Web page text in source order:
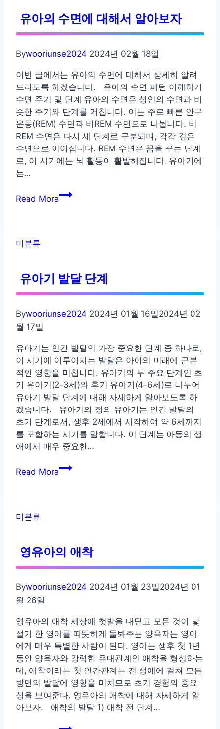
달
유아의 수면에 대해서 알아보자
Bywooriunse2024 2024년 02월 18일
이번 글에서는 유아의 수면에 대해서 상세히 알려
드리도록 하겠습니다. 유아의 수면 패턴 이해하기
수면 주기 및 단계 유아의 수면은 성인의 수면과 비
슷한 주기와 단계를 거칩니다. 이는 주로 빠른 안구
운동(REM) 수면과 비REM 수면으로 나뉩니다. 비
REM 수면은 다시 세 단계로 구분되며, 각각 깊은
수면으로 이어집니다. REM 수면은 꿈을 꾸는 단계
로, 이 시기에는 뇌 활동이 활발해집니다. 유아기에
는…
Read More
유
해
서
아
미분류
유아기 발달 단계
Bywooriunse2024 2024년 01월 16일2024년 02
월 17일
유아기는 인간 발달의 가장 중요한 단계 중 하나로,
이 시기에 이루어지는 발달은 아이의 미래에 근본
적인 영향을 미칩니다. 유아기의 두 주요 단계인 초
기 유아기(2-3세)와 후기 유아기(4-6세)로 나누어
유아기 발달 단계에 대해 자세하게 알아보도록 하
겠습니다. 유아기의 정의 유아기는 인간 발달의
초기 단계로서, 생후 2세에서 시작하여 약 6세까지
를 포함하는 시기를 말합니다. 이 단계는 아동의 생
애에서 매우 중요한…
Read More
유
미분류
영유아의 애착
Bywooriunse2024 2024년 01월 23일2024년 01
월 26일
영유아의 애착 세상에 첫발을 내딛고 모든 것이 낯
설기 한 영아를 따뜻하게 돌봐주는 양육자는 영아
에게 매우 특별한 사람이 된다. 영아는 생후 첫 1년
동안 양육자와 강력한 유대관계인 애착을 형성하는
데, 애착이라는 첫 인간관계는 전 생애에 걸쳐 모든
방면의 발달에 영향을 미치므로 초기 경험의 중요
성을 보여준다. 영유아의 애착에 대해 자세하게 알
아보자. 애착의 발달 1) 애착 전 단계…